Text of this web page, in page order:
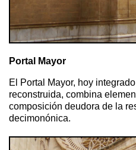
Portal Mayor
El Portal Mayor, hoy
reconstruida, combina
composición deudora de la
decimonónica.